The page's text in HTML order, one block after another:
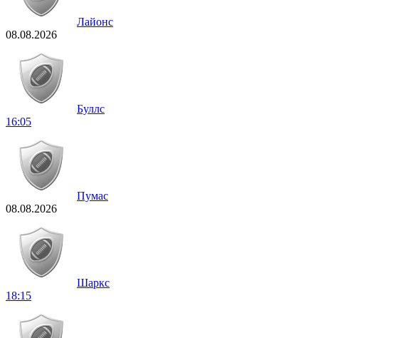
Лайонс
08.08.2026
Буллс
16:05
Пумас
08.08.2026
Шаркс
18:15